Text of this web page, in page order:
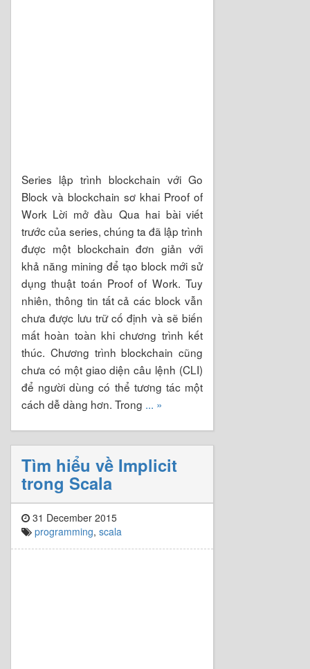
Series lập trình blockchain với Go
Block và blockchain sơ khai Proof of
Work Lời mở đầu Qua hai bài viết
trước của series, chúng ta đã lập trình
được một blockchain đơn giản với
khả năng mining để tạo block mới sử
dụng thuật toán Proof of Work. Tuy
nhiên, thông tin tất cả các block vẫn
chưa được lưu trữ cố định và sẽ biến
mất hoàn toàn khi chương trình kết
thúc. Chương trình blockchain cũng
chưa có một giao diện câu lệnh (CLI)
để người dùng có thể tương tác một
cách dễ dàng hơn. Trong ... »
Tìm hiểu về Implicit
trong Scala
31 December 2015
programming, scala